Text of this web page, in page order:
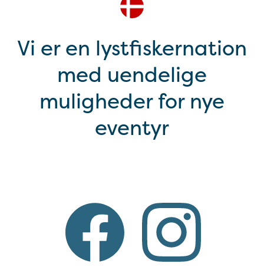
Vi er en lystfiskernation
med uendelige
muligheder for nye
eventyr